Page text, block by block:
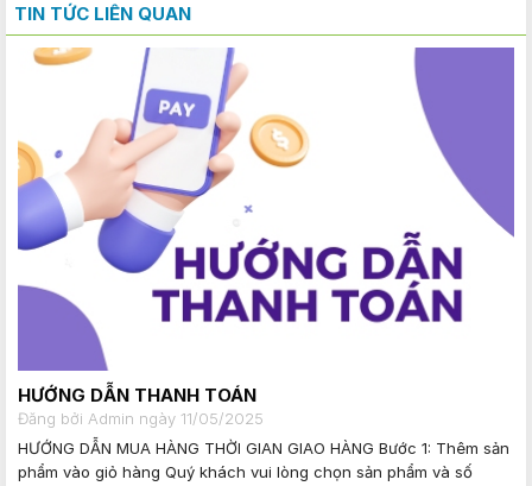
TIN TỨC LIÊN QUAN
HƯỚNG DẪN THANH TOÁN
Đăng bởi Admin ngày 11/05/2025
HƯỚNG DẪN MUA HÀNG THỜI GIAN GIAO HÀNG Bước 1: Thêm sản
phẩm vào giỏ hàng Quý khách vui lòng chọn sản phẩm và số